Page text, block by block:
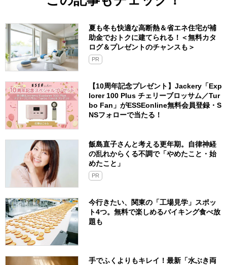
夏も冬も快適な高断熱＆省エネ住宅が補
助金でおトクに建てられる！＜無料カタ
ログ＆プレゼントのチャンスも＞
PR
【10周年記念プレゼント】Jackery「Exp
lorer 100 Plus チェリーブロッサム／Tur
bo Fan」がESSEonline無料会員登録・S
NSフォローで当たる！
飯島直子さんと考える更年期。自律神経
の乱れからくる不調で「やめたこと・始
めたこと」
PR
今行きたい、関東の「工場見学」スポッ
ト4つ。無料で楽しめるバイキング食べ放
題も
手でふくよりもキレイ！最新「水ぶき両